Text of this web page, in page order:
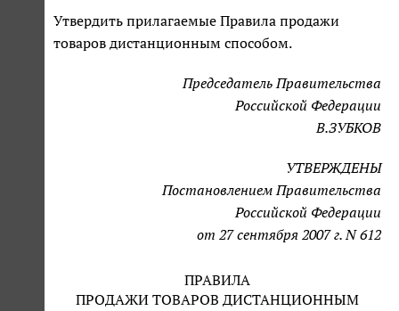
Утвердить прилагаемые Правила продажи
товаров дистанционным способом.
Председатель Правительства
Российской Федерации
В.ЗУБКОВ
УТВЕРЖДЕНЫ
Постановлением Правительства
Российской Федерации
от 27 сентября 2007 г. N 612
ПРАВИЛА
ПРОДАЖИ ТОВАРОВ ДИСТАНЦИОННЫМ